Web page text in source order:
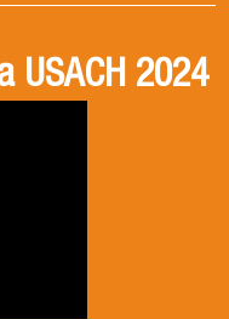
USACH 2024
USACH